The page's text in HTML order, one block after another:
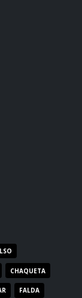
CHAQUETA
FALDA